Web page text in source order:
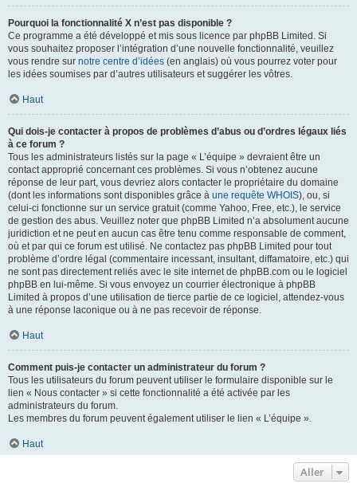
Pourquoi la fonctionnalité X n’est pas disponible ?
Ce programme a été développé et mis sous licence par phpBB Limited. Si
vous souhaitez proposer l’intégration d’une nouvelle fonctionnalité, veuillez
vous rendre sur notre centre d’idées (en anglais) où vous pourrez voter pour
les idées soumises par d’autres utilisateurs et suggérer les vôtres.
Haut
Qui dois-je contacter à propos de problèmes d’abus ou d’ordres légaux liés
à ce forum ?
Tous les administrateurs listés sur la page « L’équipe » devraient être un
contact approprié concernant ces problèmes. Si vous n’obtenez aucune
réponse de leur part, vous devriez alors contacter le propriétaire du domaine
(dont les informations sont disponibles grâce à une requête WHOIS), ou, si
celui-ci fonctionne sur un service gratuit (comme Yahoo, Free, etc.), le service
de gestion des abus. Veuillez noter que phpBB Limited n’a absolument aucune
juridiction et ne peut en aucun cas être tenu comme responsable de comment,
où et par qui ce forum est utilisé. Ne contactez pas phpBB Limited pour tout
problème d’ordre légal (commentaire incessant, insultant, diffamatoire, etc.) qui
ne sont pas directement reliés avec le site internet de phpBB.com ou le logiciel
phpBB en lui-même. Si vous envoyez un courrier électronique à phpBB
Limited à propos d’une utilisation de tierce partie de ce logiciel, attendez-vous
à une réponse laconique ou à ne pas recevoir de réponse.
Haut
Comment puis-je contacter un administrateur du forum ?
Tous les utilisateurs du forum peuvent utiliser le formulaire disponible sur le
lien « Nous contacter » si cette fonctionnalité a été activée par les
administrateurs du forum.
Les membres du forum peuvent également utiliser le lien « L’équipe ».
Haut
Aller